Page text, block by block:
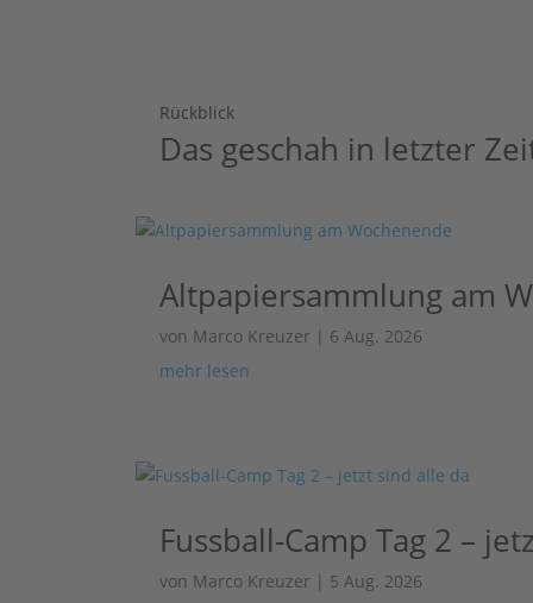
Rückblick
Das geschah in letzter
Altpapiersammlung am
von Marco Kreuzer | 6 Aug. 2026
mehr lesen
Fussball-Camp Tag 2 –
von Marco Kreuzer | 5 Aug. 2026